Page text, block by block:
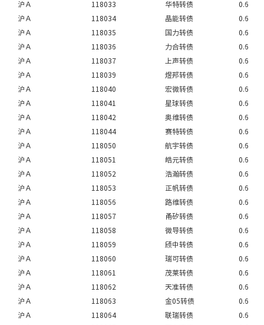
沪Ａ
118033 华特转债
0.6
沪Ａ
118034 晶能转债
0.6
沪Ａ
118035 国力转债
0.6
沪Ａ
118036 力合转债
0.6
沪Ａ
118037 上声转债
0.6
沪Ａ
118039 煜邦转债
0.6
沪Ａ
118040 宏微转债
0.6
沪Ａ
118041 星球转债
0.6
沪Ａ
118042 奥维转债
0.6
沪Ａ
118044 赛特转债
0.6
沪Ａ
118050 航宇转债
0.6
沪Ａ
118051 皓元转债
0.6
沪Ａ
118052 浩瀚转债
0.6
沪Ａ
118053 正帆转债
0.6
沪Ａ
118056 路维转债
0.6
沪Ａ
118057 甬矽转债
0.6
沪Ａ
118058 微导转债
0.6
沪Ａ
118059 颀中转债
0.6
沪Ａ
118060 瑞可转债
0.6
沪Ａ
118061 茂莱转债
0.6
沪Ａ
118062 天准转债
0.6
沪Ａ
118063 金05转债
0.6
沪Ａ
118064 联瑞转债
0.6